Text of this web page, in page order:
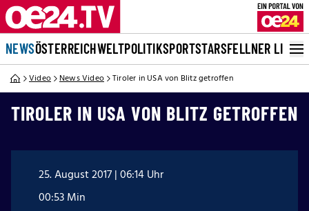
NEWSÖSTERREICHWELTPOLITIKSPORTSTARSFELLNER LIVE
Video News Video Tiroler in USA von Blitz getroffen
TIROLER IN USA VON BLITZ GETROFFEN
25. August 2017 | 06:14 Uhr
00:53 Min